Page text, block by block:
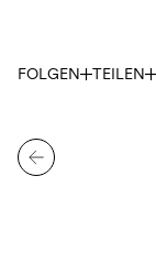
FOLGEN TEILEN